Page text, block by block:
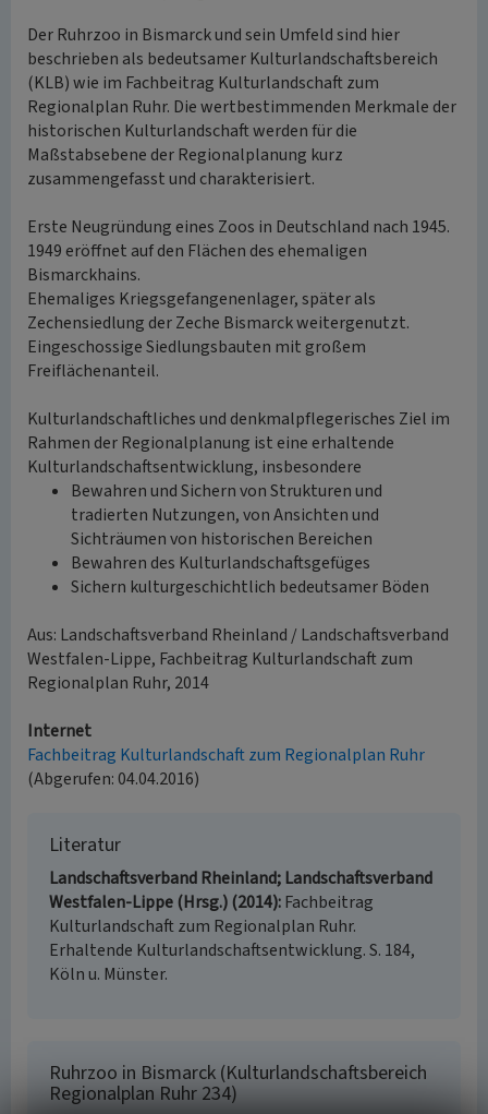
Der Ruhrzoo in Bismarck und sein Umfeld sind hier
beschrieben als bedeutsamer Kulturlandschaftsbereich
(KLB) wie im Fachbeitrag Kulturlandschaft zum
Regionalplan Ruhr. Die wertbestimmenden Merkmale der
historischen Kulturlandschaft werden für die
Maßstabsebene der Regionalplanung kurz
zusammengefasst und charakterisiert.
Erste Neugründung eines Zoos in Deutschland nach 1945.
1949 eröffnet auf den Flächen des ehemaligen
Bismarckhains.
Ehemaliges Kriegsgefangenenlager, später als
Zechensiedlung der Zeche Bismarck weitergenutzt.
Eingeschossige Siedlungsbauten mit großem
Freiflächenanteil.
Kulturlandschaftliches und denkmalpflegerisches Ziel im
Rahmen der Regionalplanung ist eine erhaltende
Kulturlandschaftsentwicklung, insbesondere
Bewahren und Sichern von Strukturen und
tradierten Nutzungen, von Ansichten und
Sichträumen von historischen Bereichen
Bewahren des Kulturlandschaftsgefüges
Sichern kulturgeschichtlich bedeutsamer Böden
Aus: Landschaftsverband Rheinland / Landschaftsverband
Westfalen-Lippe, Fachbeitrag Kulturlandschaft zum
Regionalplan Ruhr, 2014
Internet
Fachbeitrag Kulturlandschaft zum Regionalplan Ruhr
(Abgerufen: 04.04.2016)
Literatur
Landschaftsverband Rheinland; Landschaftsverband
Westfalen-Lippe (Hrsg.) (2014) Fachbeitrag
Kulturlandschaft zum Regionalplan Ruhr.
Erhaltende Kulturlandschaftsentwicklung. S. 184,
Köln u. Münster.
Ruhrzoo in Bismarck (Kulturlandschaftsbereich
Regionalplan Ruhr 234)